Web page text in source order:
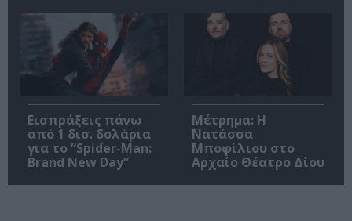
Εισπράξεις πάνω
από 1 δισ. δολάρια
για το “Spider-Man:
Brand New Day”
Μέτρημα: Η
Νατάσσα
Μποφίλιου στο
Αρχαίο Θέατρο Δίου